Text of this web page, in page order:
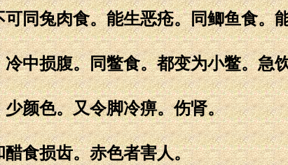
同兔肉食。能生恶疮。同鲫鱼食。
中损腹。同鳖食。都变为小鳖。急
颜色。又令脚冷痹。伤肾。
食损齿。赤色者害人。